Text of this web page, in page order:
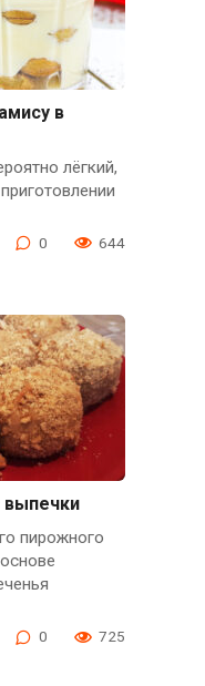
в
лёгкий,
0 644
пирожного
0 725